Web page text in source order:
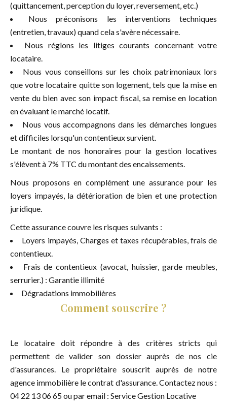
(quittancement, perception du loyer, reversement, etc.)
Nous préconisons les interventions techniques
(entretien, travaux) quand cela s'avère nécessaire.
Nous réglons les litiges courants concernant votre
locataire.
Nous vous conseillons sur les choix patrimoniaux lors
que votre locataire quitte son logement, tels que la mise en
vente du bien avec son impact fiscal, sa remise en location
en évaluant le marché locatif.
Nous vous accompagnons dans les démarches longues
et difficiles lorsqu'un contentieux survient.
Le montant de nos honoraires pour la gestion locatives
s'élèvent à 7% TTC du montant des encaissements.
Nous proposons en complément une assurance pour les
loyers impayés, la détérioration de bien et une protection
juridique.
Cette assurance couvre les risques suivants :
Loyers impayés, Charges et taxes récupérables, frais de
contentieux.
Frais de contentieux (avocat, huissier, garde meubles,
serrurier.) : Garantie illimité
Dégradations immobilières
Comment souscrire ?
Le locataire doit répondre à des critères stricts qui
permettent de valider son dossier auprès de nos cie
d'assurances. Le propriétaire souscrit auprès de notre
agence immobilière le contrat d'assurance. Contactez nous :
04 22 13 06 65 ou par email : Service Gestion Locative